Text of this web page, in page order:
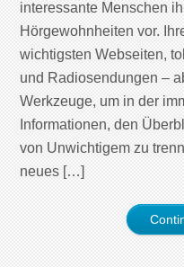
interessante Menschen
Hörgewohnheiten vor.
wichtigsten Webseiten,
und Radiosendungen –
Werkzeuge, um in der
Informationen, den
von Unwichtigem zu
neues […]